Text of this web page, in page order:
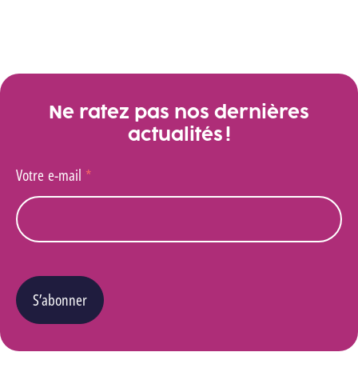
Ne ratez pas nos dernières
actualités !
Votre e-mail *
S’abonner